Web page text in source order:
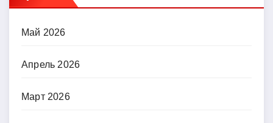
Май 2026
Апрель 2026
Март 2026